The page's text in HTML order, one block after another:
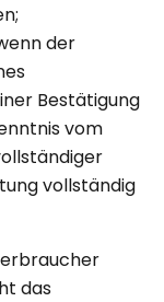
der
Bestätigung
vom
vollständig
das